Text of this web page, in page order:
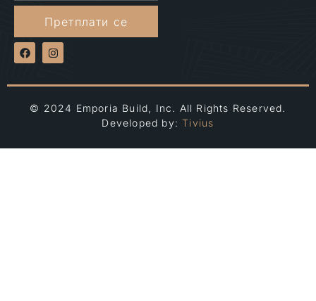
Претплати се
© 2024 Emporia Build, Inc. All Rights Reserved.
Developed by:Tivius